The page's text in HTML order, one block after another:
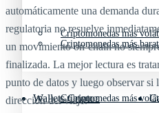
Criptomonedas más
Wallets Cripto
Criptomonedas más
Criptomonedas más
automáticamente una demanda
regulatoria no resuelve
un movimiento on-chain no
finalizada. La mejor lectura es
punto de datos y luego observar
dirección del viaje.